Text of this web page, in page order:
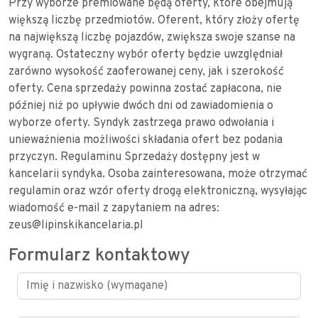
Przy wyborze premiowane będą oferty, które obejmują
większą liczbę przedmiotów. Oferent, który złoży ofertę
na największą liczbę pojazdów, zwiększa swoje szanse na
wygraną. Ostateczny wybór oferty będzie uwzględniał
zarówno wysokość zaoferowanej ceny, jak i szerokość
oferty. Cena sprzedaży powinna zostać zapłacona, nie
później niż po upływie dwóch dni od zawiadomienia o
wyborze oferty. Syndyk zastrzega prawo odwołania i
unieważnienia możliwości składania ofert bez podania
przyczyn. Regulaminu Sprzedaży dostępny jest w
kancelarii syndyka. Osoba zainteresowana, może otrzymać
regulamin oraz wzór oferty drogą elektroniczną, wysyłając
wiadomość e-mail z zapytaniem na adres:
zeus@lipinskikancelaria.pl
Formularz kontaktowy